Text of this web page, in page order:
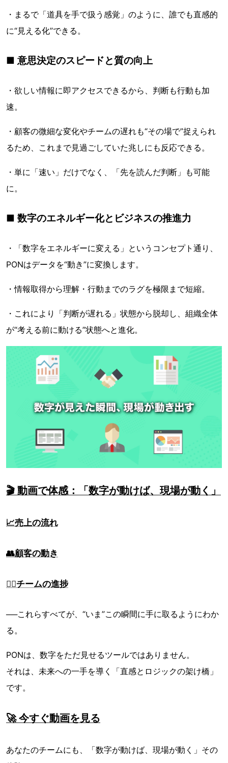
・まるで「道具を手で扱う感覚」のように、誰でも直感的
に“見える化”できる。
■ 意思決定のスピードと質の向上
・欲しい情報に即アクセスできるから、判断も行動も加
速。
・顧客の微細な変化やチームの遅れも“その場で”捉えられ
るため、これまで見過ごしていた兆しにも反応できる。
・単に「速い」だけでなく、「先を読んだ判断」も可能
に。
■ 数字のエネルギー化とビジネスの推進力
・「数字をエネルギーに変える」というコンセプト通り、
PONはデータを“動き”に変換します。
・情報取得から理解・行動までのラグを極限まで短縮。
・これにより「判断が遅れる」状態から脱却し、組織全体
が“考える前に動ける”状態へと進化。
🎬 動画で体感：「数字が動けば、現場が動く」
📈売上の流れ
👥顧客の動き
👷‍♀️チームの進捗
──これらすべてが、“いま”この瞬間に手に取るようにわか
る。
PONは、数字をただ見せるツールではありません。
それは、未来への一手を導く「直感とロジックの架け橋」
です。
🚀 今すぐ動画を見る
あなたのチームにも、「数字が動けば、現場が動く」その